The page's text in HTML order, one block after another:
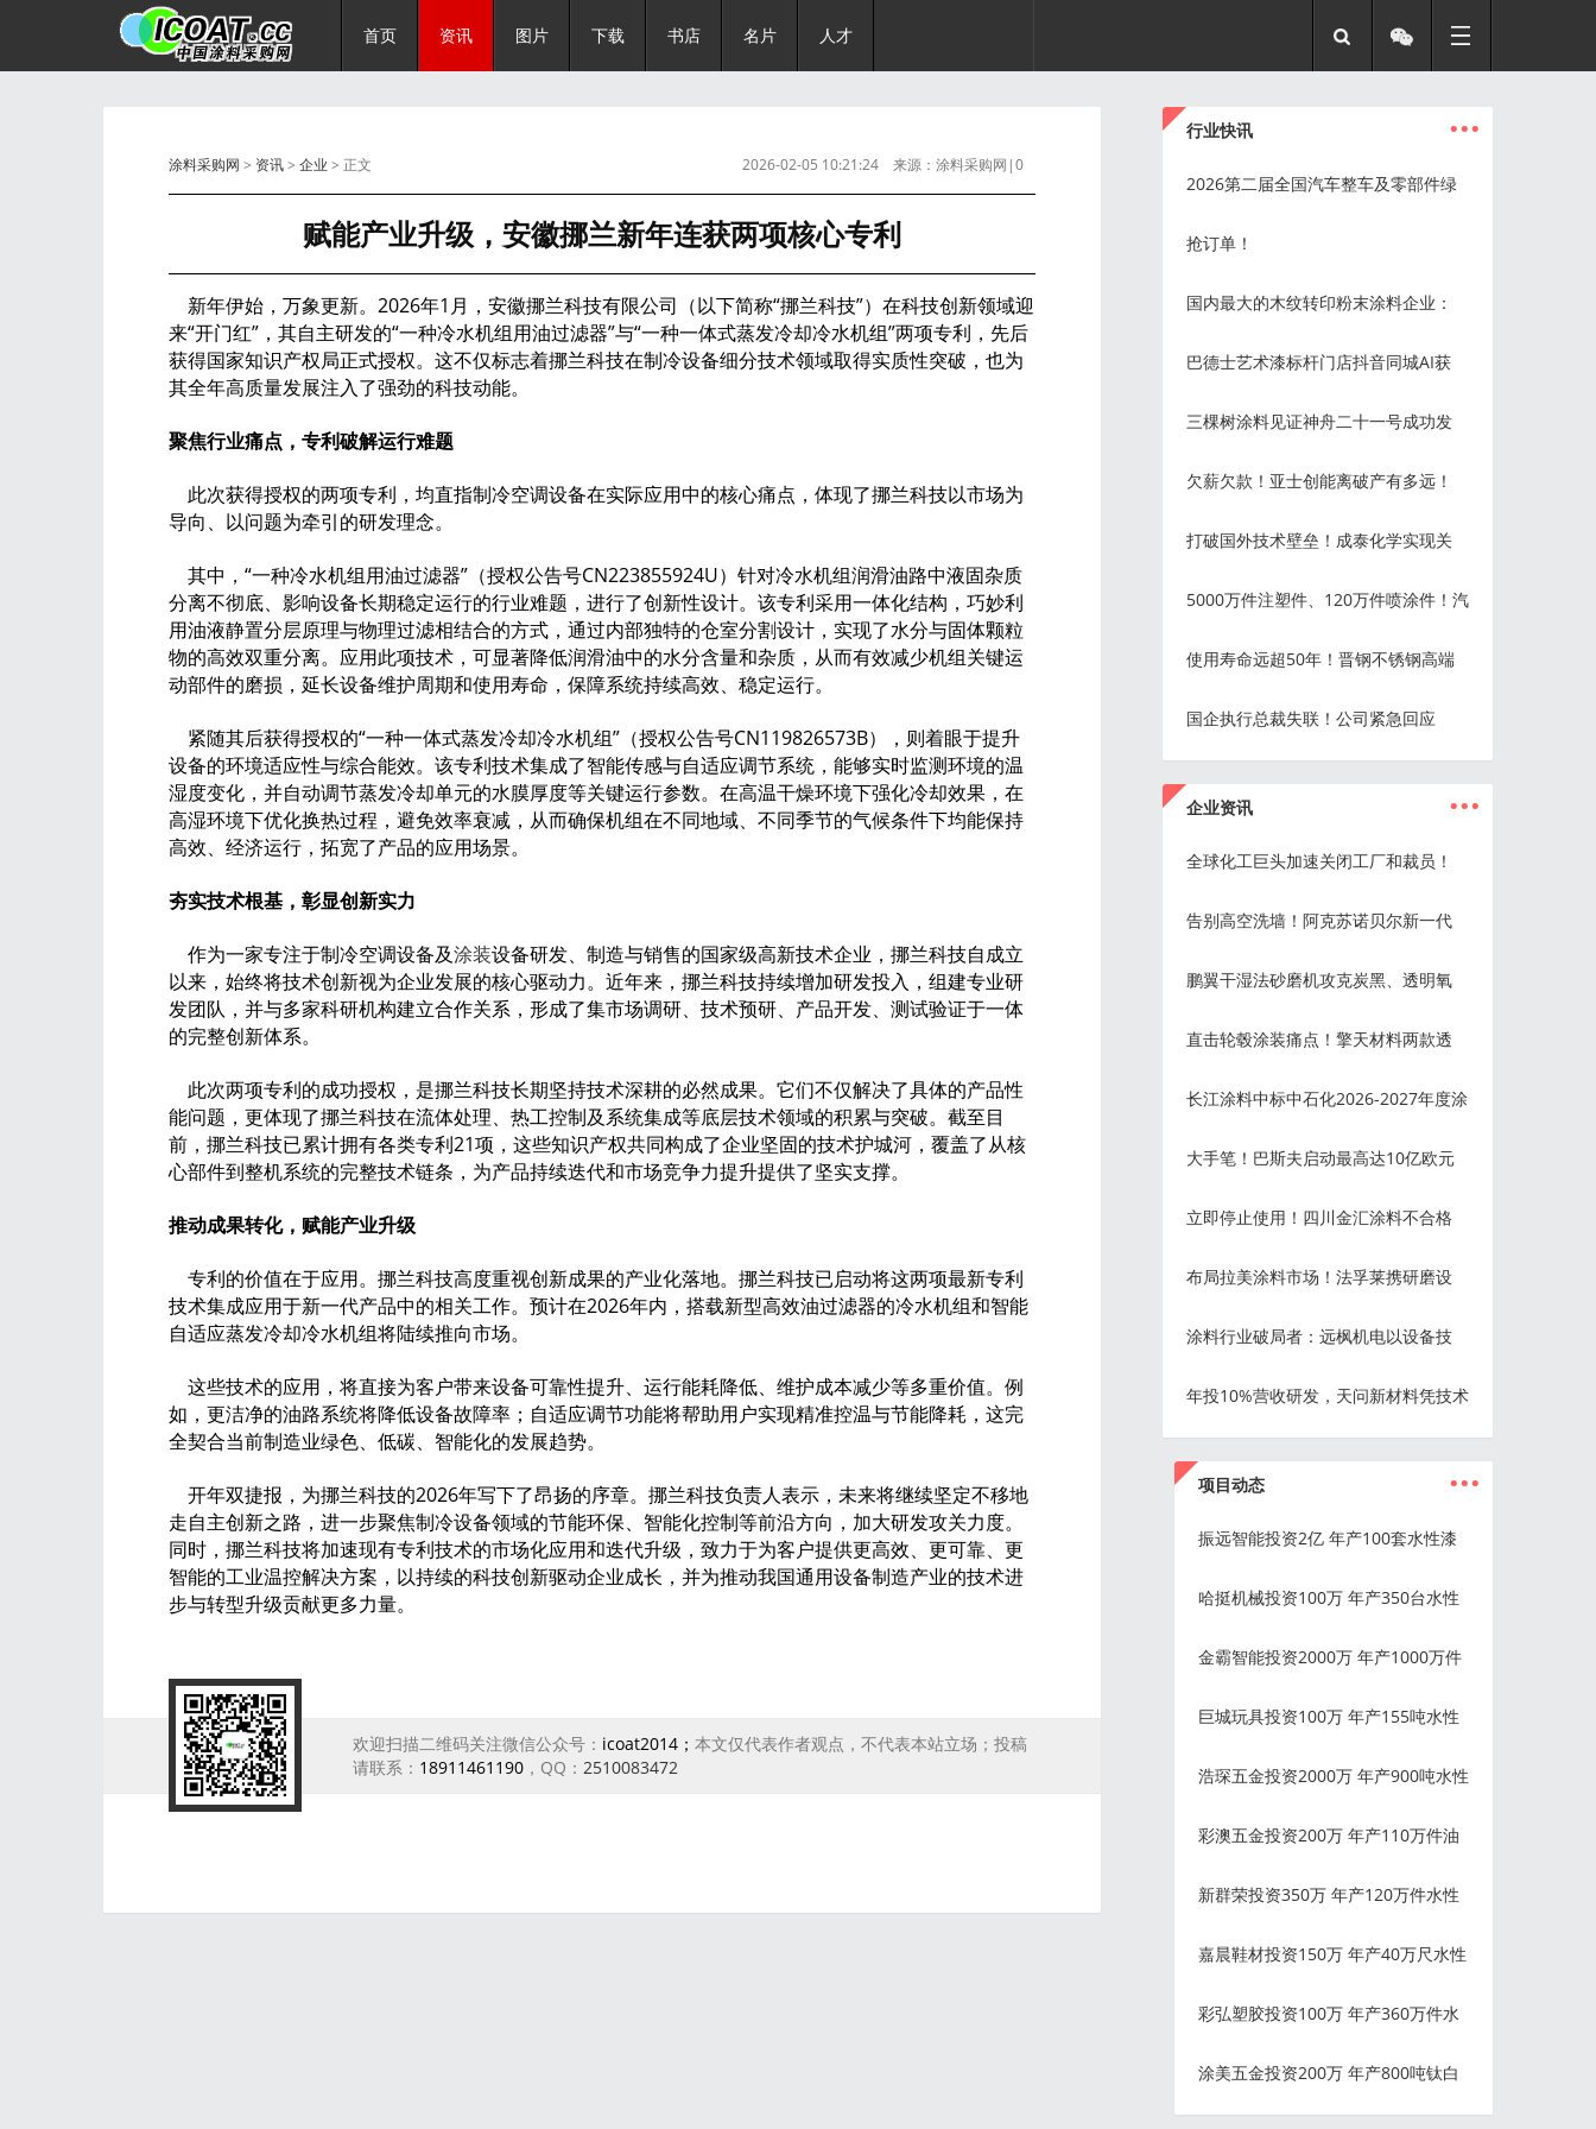
首页 资讯 图片 下载 书店 名片 人才
涂料采购网 > 资讯> 企业 > 正文 2026-02-05 10:21:24 来源：涂料采购网|0
赋能产业升级，安徽挪兰新年连获两项核心专利
新年伊始，万象更新。2026年1月，安徽挪兰科技有限公司（以下简称“挪兰科技”）在科技创新领域迎
来“开门红”，其自主研发的“一种冷水机组用油过滤器”与“一种一体式蒸发冷却冷水机组”两项专利，先后
获得国家知识产权局正式授权。这不仅标志着挪兰科技在制冷设备细分技术领域取得实质性突破，也为
其全年高质量发展注入了强劲的科技动能。
聚焦行业痛点，专利破解运行难题
此次获得授权的两项专利，均直指制冷空调设备在实际应用中的核心痛点，体现了挪兰科技以市场为
导向、以问题为牵引的研发理念。
其中，“一种冷水机组用油过滤器”（授权公告号CN223855924U）针对冷水机组润滑油路中液固杂质
分离不彻底、影响设备长期稳定运行的行业难题，进行了创新性设计。该专利采用一体化结构，巧妙利
用油液静置分层原理与物理过滤相结合的方式，通过内部独特的仓室分割设计，实现了水分与固体颗粒
物的高效双重分离。应用此项技术，可显著降低润滑油中的水分含量和杂质，从而有效减少机组关键运
动部件的磨损，延长设备维护周期和使用寿命，保障系统持续高效、稳定运行。
紧随其后获得授权的“一种一体式蒸发冷却冷水机组”（授权公告号CN119826573B），则着眼于提升
设备的环境适应性与综合能效。该专利技术集成了智能传感与自适应调节系统，能够实时监测环境的温
湿度变化，并自动调节蒸发冷却单元的水膜厚度等关键运行参数。在高温干燥环境下强化冷却效果，在
高湿环境下优化换热过程，避免效率衰减，从而确保机组在不同地域、不同季节的气候条件下均能保持
高效、经济运行，拓宽了产品的应用场景。
夯实技术根基，彰显创新实力
作为一家专注于制冷空调设备及涂装设备研发、制造与销售的国家级高新技术企业，挪兰科技自成立
以来，始终将技术创新视为企业发展的核心驱动力。近年来，挪兰科技持续增加研发投入，组建专业研
发团队，并与多家科研机构建立合作关系，形成了集市场调研、技术预研、产品开发、测试验证于一体
的完整创新体系。
此次两项专利的成功授权，是挪兰科技长期坚持技术深耕的必然成果。它们不仅解决了具体的产品性
能问题，更体现了挪兰科技在流体处理、热工控制及系统集成等底层技术领域的积累与突破。截至目
前，挪兰科技已累计拥有各类专利21项，这些知识产权共同构成了企业坚固的技术护城河，覆盖了从核
心部件到整机系统的完整技术链条，为产品持续迭代和市场竞争力提升提供了坚实支撑。
推动成果转化，赋能产业升级
专利的价值在于应用。挪兰科技高度重视创新成果的产业化落地。挪兰科技已启动将这两项最新专利
技术集成应用于新一代产品中的相关工作。预计在2026年内，搭载新型高效油过滤器的冷水机组和智能
自适应蒸发冷却冷水机组将陆续推向市场。
这些技术的应用，将直接为客户带来设备可靠性提升、运行能耗降低、维护成本减少等多重价值。例
如，更洁净的油路系统将降低设备故障率；自适应调节功能将帮助用户实现精准控温与节能降耗，这完
全契合当前制造业绿色、低碳、智能化的发展趋势。
开年双捷报，为挪兰科技的2026年写下了昂扬的序章。挪兰科技负责人表示，未来将继续坚定不移地
走自主创新之路，进一步聚焦制冷设备领域的节能环保、智能化控制等前沿方向，加大研发攻关力度。
同时，挪兰科技将加速现有专利技术的市场化应用和迭代升级，致力于为客户提供更高效、更可靠、更
智能的工业温控解决方案，以持续的科技创新驱动企业成长，并为推动我国通用设备制造产业的技术进
步与转型升级贡献更多力量。
欢迎扫描二维码关注微信公众号： icoat2014；本文仅代表作者观点，不代表本站立场；投稿
请联系： 18911461190 ，QQ：2510083472
行业快讯 ...
2026第二届全国汽车整车及零部件绿
抢订单！
国内最大的木纹转印粉末涂料企业：
巴德士艺术漆标杆门店抖音同城AI获
三棵树涂料见证神舟二十一号成功发
欠薪欠款！亚士创能离破产有多远！
打破国外技术壁垒！成泰化学实现关
5000万件注塑件、120万件喷涂件！汽
使用寿命远超50年！晋钢不锈钢高端
国企执行总裁失联！公司紧急回应
企业资讯 ...
全球化工巨头加速关闭工厂和裁员！
告别高空洗墙！阿克苏诺贝尔新一代
鹏翼干湿法砂磨机攻克炭黑、透明氧
直击轮毂涂装痛点！擎天材料两款透
长江涂料中标中石化2026-2027年度涂
大手笔！巴斯夫启动最高达10亿欧元
立即停止使用！四川金汇涂料不合格
布局拉美涂料市场！法孚莱携研磨设
涂料行业破局者：远枫机电以设备技
年投10%营收研发，天问新材料凭技术
项目动态 ...
振远智能投资2亿 年产100套水性漆
哈挺机械投资100万 年产350台水性
金霸智能投资2000万 年产1000万件
巨城玩具投资100万 年产155吨水性
浩琛五金投资2000万 年产900吨水性
彩澳五金投资200万 年产110万件油
新群荣投资350万 年产120万件水性
嘉晨鞋材投资150万 年产40万尺水性
彩弘塑胶投资100万 年产360万件水
涂美五金投资200万 年产800吨钛白